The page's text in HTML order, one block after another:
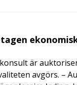
är
avgörs. –